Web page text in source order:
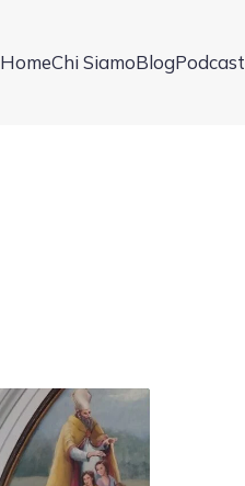
HomeChi SiamoBlogPodcast